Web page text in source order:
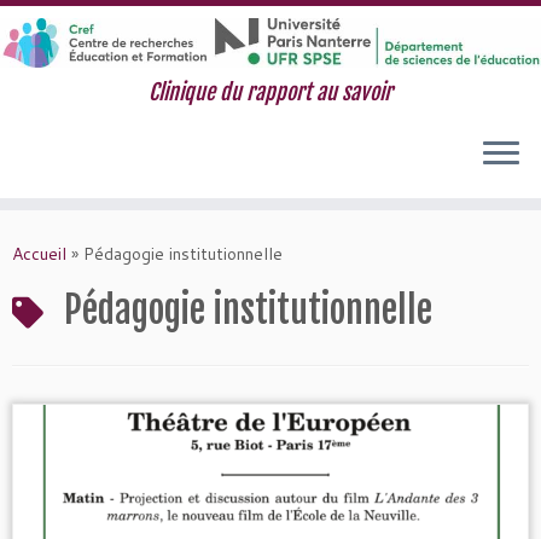
au
Clinique du rapport au savoir
Accueil » Pédagogie institutionnelle
Pédagogie institutionnelle